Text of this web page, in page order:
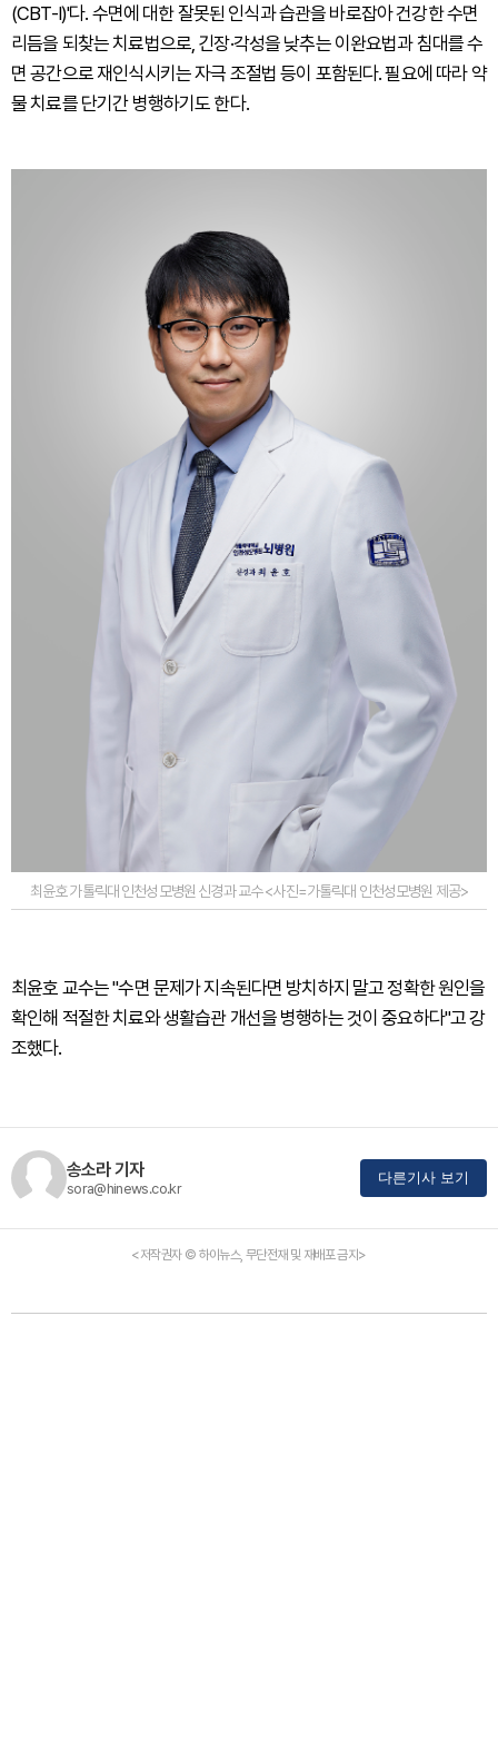
(CBT-I)'다. 수면에 대한 잘못된 인식과 습관을 바로잡아 건강한 수면
리듬을 되찾는 치료법으로, 긴장·각성을 낮추는 이완요법과 침대를 수
면 공간으로 재인식시키는 자극 조절법 등이 포함된다. 필요에 따라 약
물 치료를 단기간 병행하기도 한다.
최윤호 가톨릭대 인천성모병원 신경과 교수 <사진=가톨릭대 인천성모병원 제공>
최윤호 교수는 "수면 문제가 지속된다면 방치하지 말고 정확한 원인을
확인해 적절한 치료와 생활습관 개선을 병행하는 것이 중요하다"고 강
조했다.
송소라 기자
sora@hinews.co.kr
다른기사 보기
<저작권자 © 하이뉴스, 무단전재 및 재배포 금지>